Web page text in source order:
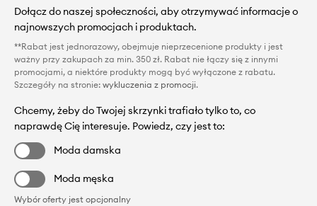
Dołącz do naszej społeczności, aby otrzymywać informacje o
najnowszych promocjach i produktach.
**Rabat jest jednorazowy, obejmuje nieprzecenione produkty i jest
ważny przy zakupach za min. 350 zł. Rabat nie łączy się z innymi
promocjami, a niektóre produkty mogą być wyłączone z rabatu.
Szczegóły na stronie: wykluczenia z promocji.
Chcemy, żeby do Twojej skrzynki trafiało tylko to, co
naprawdę Cię interesuje. Powiedz, czy jest to:
Moda damska
Moda męska
Wybór oferty jest opcjonalny